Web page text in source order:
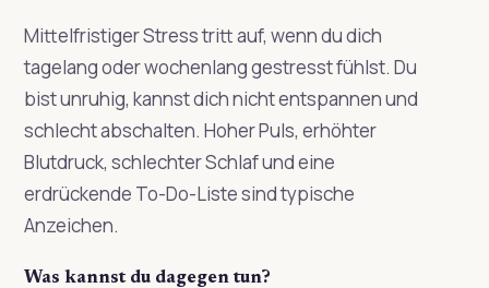
Mittelfristiger Stress tritt auf, wenn du dich
tagelang oder wochenlang gestresst fühlst. Du
bist unruhig, kannst dich nicht entspannen und
schlecht abschalten. Hoher Puls, erhöhter
Blutdruck, schlechter Schlaf und eine
erdrückende To-Do-Liste sind typische
Anzeichen.
Was kannst du dagegen tun?